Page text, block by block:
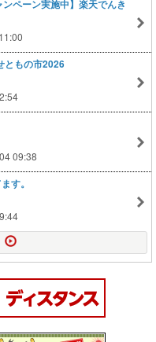
ペーン実施中】楽天でんき
ともの市2026
09:38
す。